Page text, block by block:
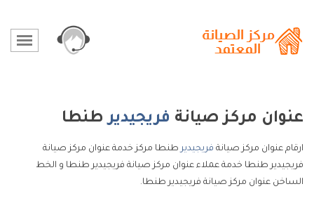
عنوان مركز صيانة فريجيديرطنطا
ارقام عنوان مركز صيانة فريجيدير طنطا مركز خدمة عنوان مركز صيانة
فريجيدير طنطا خدمة عملاء عنوان مركز صيانة فريجيدير طنطا و الخط
الساخن عنوان مركز صيانة فريجيدير طنطا.